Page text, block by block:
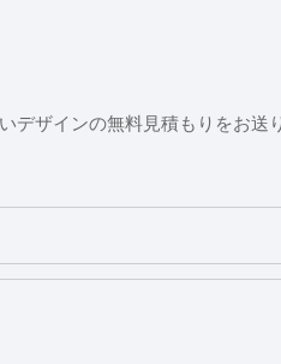
デザインの無料見積もりをお送